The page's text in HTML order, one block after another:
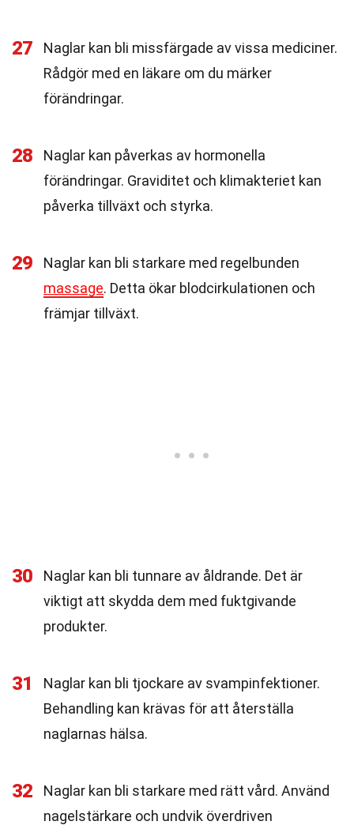
27
Naglar kan bli missfärgade av vissa mediciner.
Rådgör med en läkare om du märker
förändringar.
28
Naglar kan påverkas av hormonella
förändringar. Graviditet och klimakteriet kan
påverka tillväxt och styrka.
29
Naglar kan bli starkare med regelbunden
massage. Detta ökar blodcirkulationen och
främjar tillväxt.
30
Naglar kan bli tunnare av åldrande. Det är
viktigt att skydda dem med fuktgivande
produkter.
31
Naglar kan bli tjockare av svampinfektioner.
Behandling kan krävas för att återställa
naglarnas hälsa.
32
Naglar kan bli starkare med rätt vård. Använd
nagelstärkare och undvik överdriven